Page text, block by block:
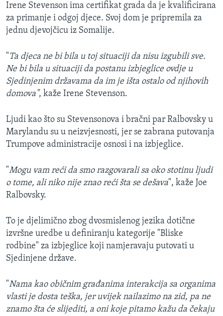
Irene Stevenson ima certifikat grada da je kvalificirana
za primanje i odgoj djece. Svoj dom je pripremila za
jednu djevojčicu iz Somalije.
"Ta djeca ne bi bila u toj situaciji da nisu izgubili sve.
Ne bi bila u situaciji da postanu izbjeglice ovdje u
Sjedinjenim državama da im je išta ostalo od njihovih
domova", kaže Irene Stevenson.
Ljudi kao što su Stevensonova i bračni par Ralbovsky u
Marylandu su u neizvjesnosti, jer se zabrana putovanja
Trumpove administracije osnosi i na izbjeglice.
"Mogu vam reći da smo razgovarali sa oko stotinu ljudi
o tome, ali niko nije znao reći šta se dešava", kaže Joe
Ralbovsky.
To je djelimično zbog dvosmislenog jezika dotične
izvršne uredbe u definiranju kategorije "Bliske
rodbine" za izbjeglice koji namjeravaju putovati u
Sjedinjene države.
"Nama kao običnim građanima interakcija sa organima
vlasti je dosta teška, jer uvijek nailazimo na zid, pa ne
znamo šta će slijediti, a oni koje pitamo kažu da čekaju